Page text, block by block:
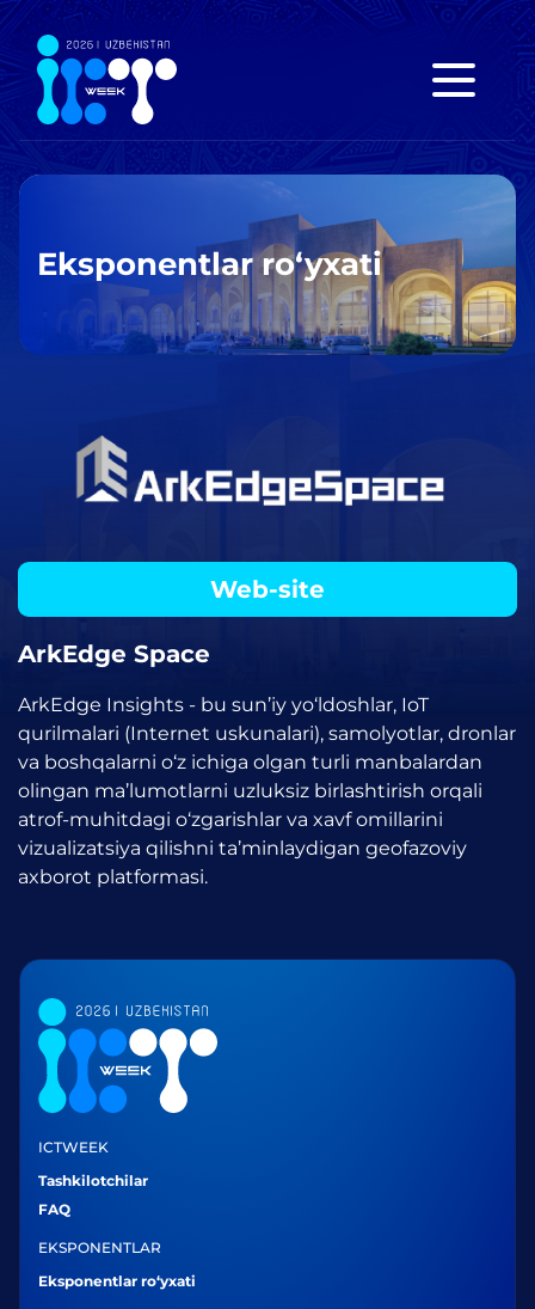
Eksponentlar ro‘yxati
Web-site
ArkEdge Space
ArkEdge Insights - bu sun’iy yo‘ldoshlar, IoT
qurilmalari (Internet uskunalari), samolyotlar, dronlar
va boshqalarni o‘z ichiga olgan turli manbalardan
olingan ma’lumotlarni uzluksiz birlashtirish orqali
atrof-muhitdagi o‘zgarishlar va xavf omillarini
vizualizatsiya qilishni ta’minlaydigan geofazoviy
axborot platformasi.
ICTWEEK
Tashkilotchilar
FAQ
EKSPONENTLAR
Eksponentlar ro‘yxati